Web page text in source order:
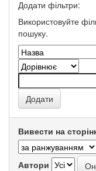
Додати фільтри:
Використовуйте
пошуку.
Вивести на
Автори